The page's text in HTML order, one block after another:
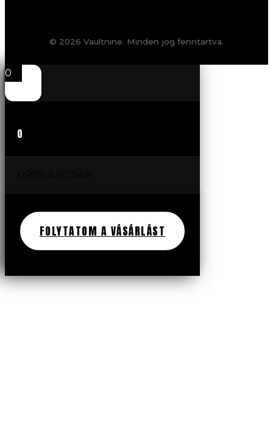
© 2026 Vaultnine. Minden jog fenntartva.
0
0
FOLYTATOM A VÁSÁRLÁST